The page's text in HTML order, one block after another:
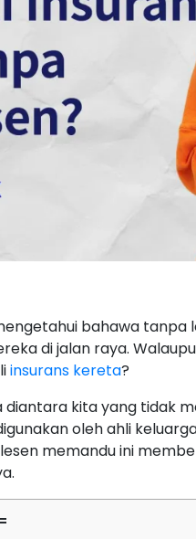
bahawa
di jalan raya.
insurans kereta?
diantara kita yang tidak
oleh ahli
memandu ini